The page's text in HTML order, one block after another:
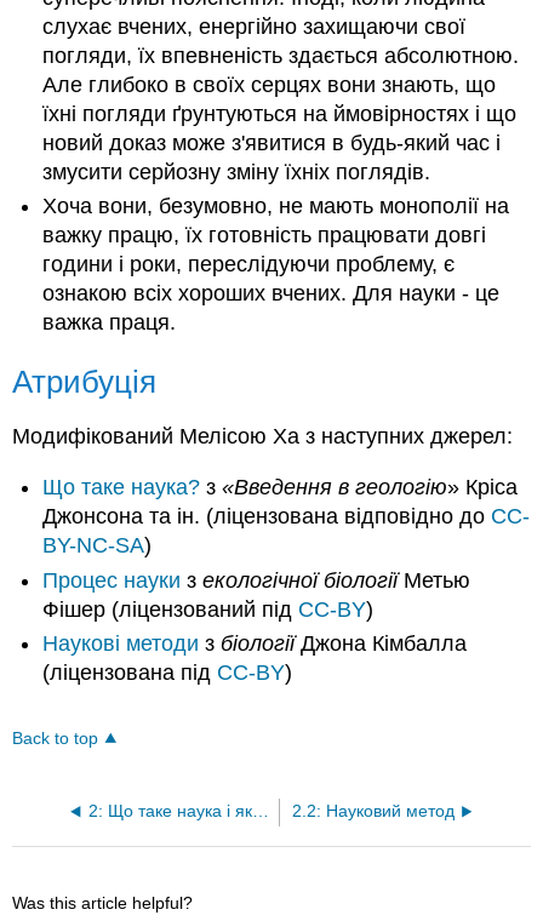
слухає вчених, енергійно захищаючи свої
погляди, їх впевненість здається абсолютною.
Але глибоко в своїх серцях вони знають, що
їхні погляди ґрунтуються на ймовірностях і що
новий доказ може з'явитися в будь-який час і
змусити серйозну зміну їхніх поглядів.
Хоча вони, безумовно, не мають монополії на
важку працю, їх готовність працювати довгі
години і роки, переслідуючи проблему, є
ознакою всіх хороших вчених. Для науки - це
важка праця.
Атрибуція
Модифікований Мелісою Ха з наступних джерел:
Що таке наука?з«Введення в геологію» Кріса
Джонсона та ін. (ліцензована відповідно до CC-
BY-NC-SA)
Процес науки зекологічної біологіїМетью
Фішер (ліцензований під CC-BY)
Наукові методи з біологіїДжона Кімбалла
(ліцензована під CC-BY)
Back to top
2: Що таке наука і як вона працює? 2.2: Науковий метод
Was this article helpful?